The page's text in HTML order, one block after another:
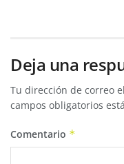
Deja una
Tu dirección de correo
campos obligatorios
Comentario *